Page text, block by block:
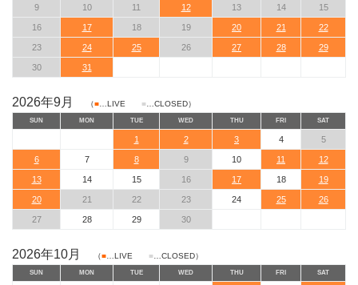
9 10 11 12 13 14 15
16 17 18 19 20 21 22
23 24 25 26 27 28 29
30 31
2026年9月 （■ …LIVE ■ …CLOSED）
SUN MON TUE WED THU FRI SAT
1 2 3 4 5
6 7 8 9 10 11 12
13 14 15 16 17 18 19
20 21 22 23 24 25 26
27 28 29 30
2026年10月 （■ …LIVE ■ …CLOSED）
SUN MON TUE WED THU FRI SAT